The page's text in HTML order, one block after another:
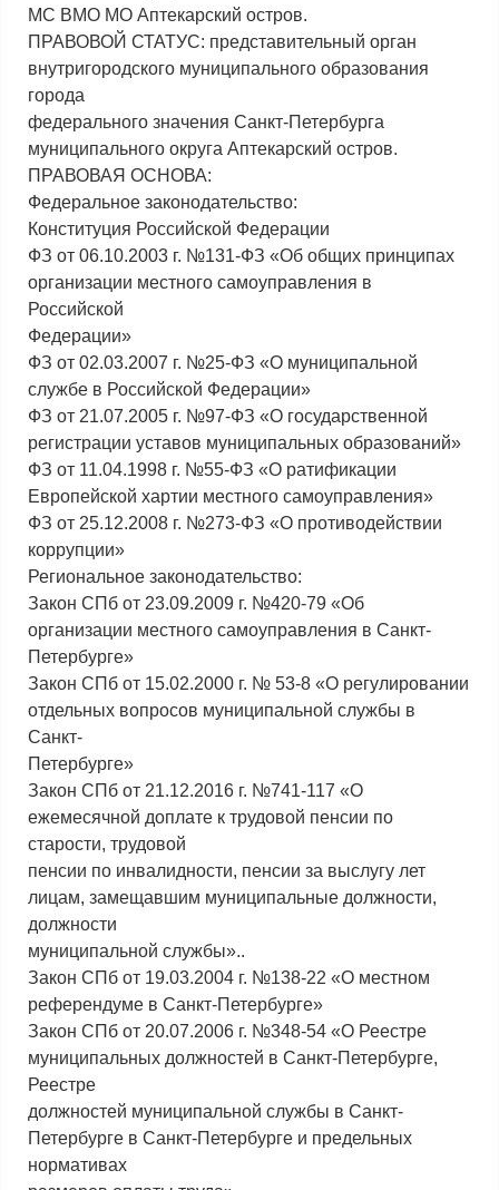
МС ВМО МО Аптекарский остров.
ПРАВОВОЙ СТАТУС: представительный орган
внутригородского муниципального образования
города
федерального значения Санкт-Петербурга
муниципального округа Аптекарский остров.
ПРАВОВАЯ ОСНОВА:
Федеральное законодательство:
Конституция Российской Федерации
ФЗ от 06.10.2003 г. №131-ФЗ «Об общих принципах
организации местного самоуправления в
Российской
Федерации»
ФЗ от 02.03.2007 г. №25-ФЗ «О муниципальной
службе в Российской Федерации»
ФЗ от 21.07.2005 г. №97-ФЗ «О государственной
регистрации уставов муниципальных образований»
ФЗ от 11.04.1998 г. №55-ФЗ «О ратификации
Европейской хартии местного самоуправления»
ФЗ от 25.12.2008 г. №273-ФЗ «О противодействии
коррупции»
Региональное законодательство:
Закон СПб от 23.09.2009 г. №420-79 «Об
организации местного самоуправления в Санкт-
Петербурге»
Закон СПб от 15.02.2000 г. № 53-8 «О регулировании
отдельных вопросов муниципальной службы в
Санкт-
Петербурге»
Закон СПб от 21.12.2016 г. №741-117 «О
ежемесячной доплате к трудовой пенсии по
старости, трудовой
пенсии по инвалидности, пенсии за выслугу лет
лицам, замещавшим муниципальные должности,
должности
муниципальной службы»..
Закон СПб от 19.03.2004 г. №138-22 «О местном
референдуме в Санкт-Петербурге»
Закон СПб от 20.07.2006 г. №348-54 «О Реестре
муниципальных должностей в Санкт-Петербурге,
Реестре
должностей муниципальной службы в Санкт-
Петербурге в Санкт-Петербурге и предельных
нормативах